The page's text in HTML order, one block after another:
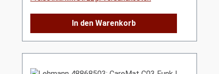
In den Warenkorb